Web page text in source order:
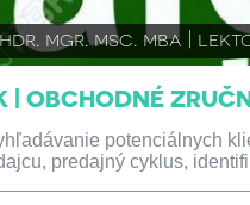
mgr. msc. mba |
OBCHODNÉ
potenciálnych
predajný cyklus,